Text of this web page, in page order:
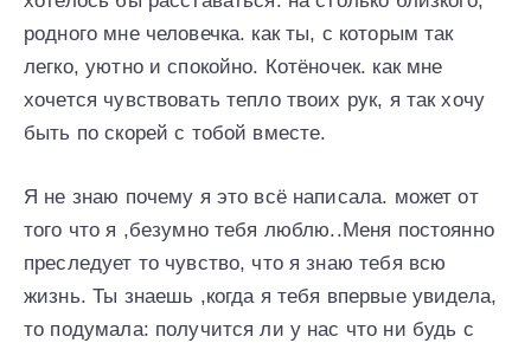
родного мне человечка. как ты, с которым так
легко, уютно и спокойно. Котёночек. как мне
хочется чувствовать тепло твоих рук, я так хочу
быть по скорей с тобой вместе.
Я не знаю почему я это всё написала. может от
того что я ,безумно тебя люблю..Меня постоянно
преследует то чувство, что я знаю тебя всю
жизнь. Ты знаешь ,когда я тебя впервые увидела,
то подумала: получится ли у нас что ни будь с